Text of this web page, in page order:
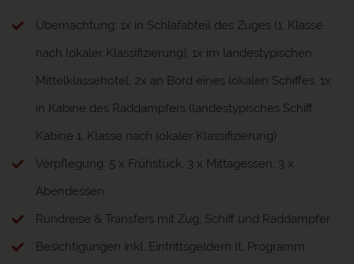
Übernachtung: 1x in Schlafabteil des Zuges (1. Klasse
nach lokaler Klassifizierung), 1x im landestypischen
Mittelklassehotel, 2x an Bord eines lokalen Schiffes, 1x
in Kabine des Raddampfers (landestypisches Schiff,
Kabine 1. Klasse nach lokaler Klassifizierung)
Verpflegung: 5 x Frühstück, 3 x Mittagessen, 3 x
Abendessen
Rundreise & Transfers mit Zug, Schiff und Raddampfer
Besichtigungen inkl. Eintrittsgeldern lt. Programm